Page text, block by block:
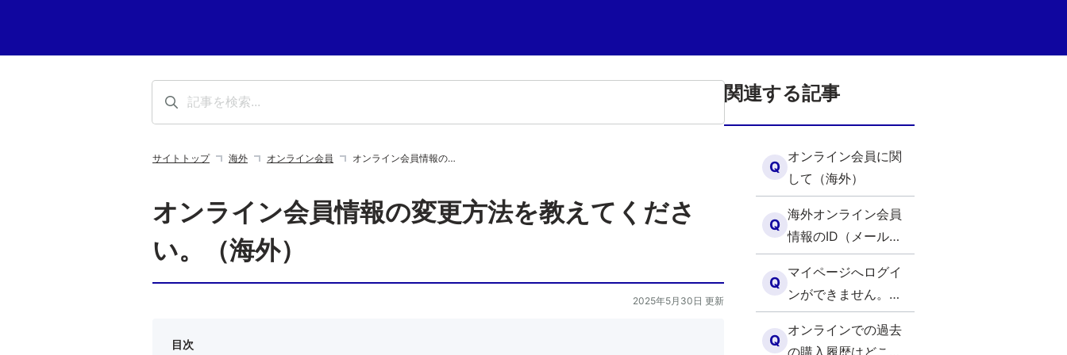
サイトトップ 海外 オンライン会員 オンライン会員情報の…
オンライン会員情報の変更方法を教えてくださ
い。（海外）
2025年5月30日 更新
目次
関連する記事
Q
オンライン会員に関
して（海外）
Q
海外オンライン会員
情報のID（メールア
ドレス）を忘れてし
まいました。（海
外）
Q
マイページへログイ
ンができません。考
えられる原因を教え
てください。（海
Q
オンラインでの過去
の購入履歴はどこで